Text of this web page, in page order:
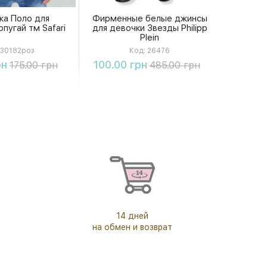
Поло для
тм Safari
175.00 грн
Фирменные белые джинсы
для девочки Звезды Philipp
Plein
Код: 26476
100.00 грн 485.00 грн
Купить
14 дней
на обмен и возврат